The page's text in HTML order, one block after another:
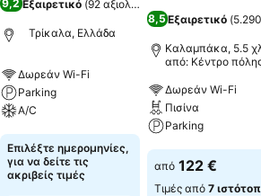
9,2 Εξαιρετικό (92 αξιολογήσεις
Τρίκαλα, Ελλάδα
Δωρεάν Wi-Fi
Parking
A/C
Εμφάνιση τιμών
Επιλέξτε ημερομηνίες,
για να δείτε τις
ακριβείς τιμές
8,5Εξαιρετικό (5.290
Καλαμπάκα, 5.5
από: Κέντρο
Δωρεάν Wi-Fi
Πισίνα
Parking
Εμφάνιση τιμών
από 122 €
Τιμές από 7